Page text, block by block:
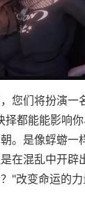
您们将扮演一
择都能能影响
。是像蜉蝣一
在混乱中开辟
"改变命运的